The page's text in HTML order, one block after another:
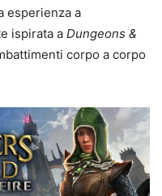
esperienza a
ispirata a Dungeons &
corpo a corpo